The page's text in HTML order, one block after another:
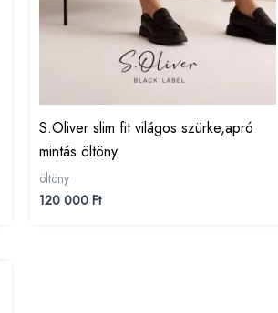
S.Oliver slim fit világos szürke,apró
mintás öltöny
öltöny
120 000 Ft